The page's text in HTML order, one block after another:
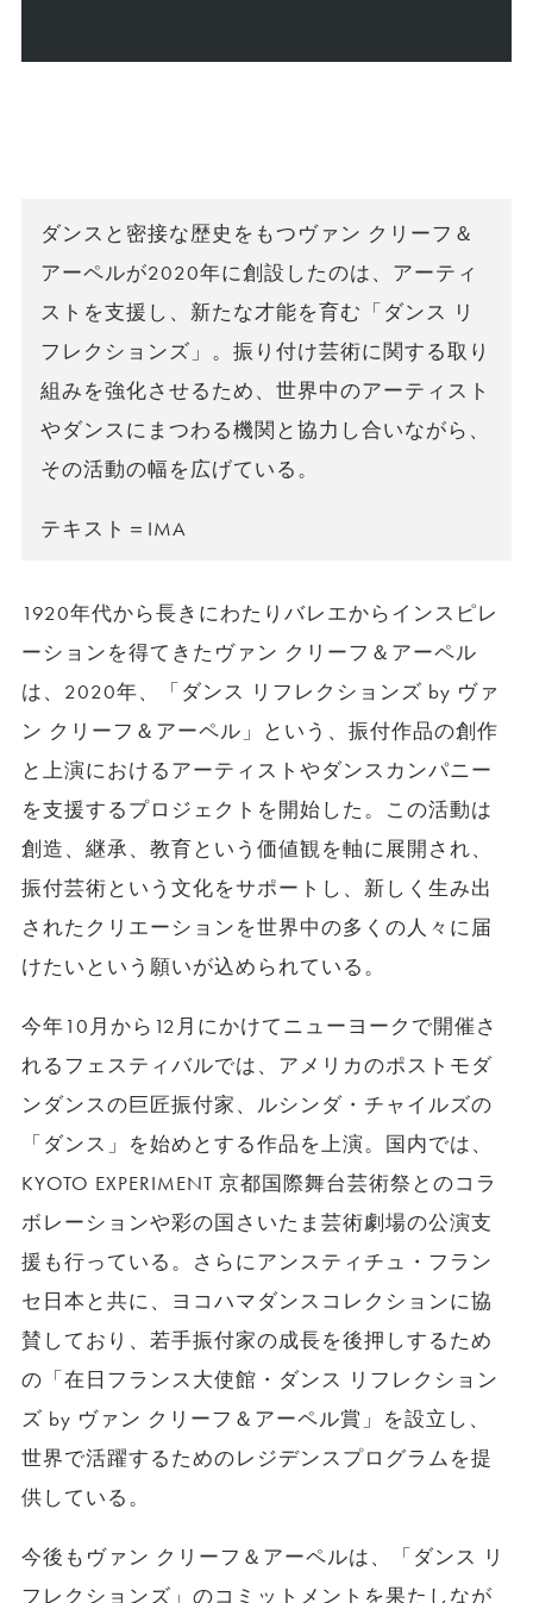
ダンスと密接な歴史をもつヴァン クリーフ＆
アーペルが2020年に創設したのは、アーティ
ストを支援し、新たな才能を育む「ダンス リ
フレクションズ」。振り付け芸術に関する取り
組みを強化させるため、世界中のアーティスト
やダンスにまつわる機関と協力し合いながら、
その活動の幅を広げている。
テキスト＝IMA
1920年代から長きにわたりバレエからインスピレ
ーションを得てきたヴァン クリーフ＆アーペル
は、2020年、「ダンス リフレクションズ by ヴァ
ン クリーフ＆アーペル」という、振付作品の創作
と上演におけるアーティストやダンスカンパニー
を支援するプロジェクトを開始した。この活動は
創造、継承、教育という価値観を軸に展開され、
振付芸術という文化をサポートし、新しく生み出
されたクリエーションを世界中の多くの人々に届
けたいという願いが込められている。
今年10月から12月にかけてニューヨークで開催さ
れるフェスティバルでは、アメリカのポストモダ
ンダンスの巨匠振付家、ルシンダ・チャイルズの
「ダンス」を始めとする作品を上演。国内では、
KYOTO EXPERIMENT 京都国際舞台芸術祭とのコラ
ボレーションや彩の国さいたま芸術劇場の公演支
援も行っている。さらにアンスティチュ・フラン
セ日本と共に、ヨコハマダンスコレクションに協
賛しており、若手振付家の成長を後押しするため
の「在日フランス大使館・ダンス リフレクション
ズ by ヴァン クリーフ＆アーペル賞」を設立し、
世界で活躍するためのレジデンスプログラムを提
供している。
今後もヴァン クリーフ＆アーペルは、「ダンス リ
フレクションズ」のコミットメントを果たしなが